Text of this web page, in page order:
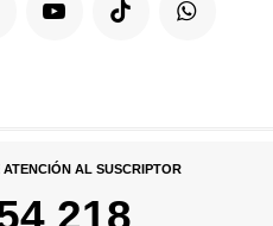
AL SUSCRIPTOR
218